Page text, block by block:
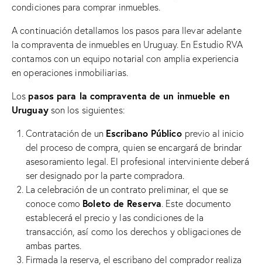
condiciones para comprar inmuebles.
A continuación detallamos los pasos para llevar adelante
la compraventa de inmuebles en Uruguay. En Estudio RVA
contamos con un equipo notarial con amplia experiencia
en operaciones inmobiliarias.
Los pasos para la compraventa de un inmueble en
Uruguayson los siguientes:
Contratación de un Escribano Público previo al inicio
del proceso de compra, quien se encargará de brindar
asesoramiento legal. El profesional interviniente deberá
ser designado por la parte compradora.
La celebración de un contrato preliminar, el que se
conoce como Boleto de Reserva. Este documento
establecerá el precio y las condiciones de la
transacción, así como los derechos y obligaciones de
ambas partes.
Firmada la reserva, el escribano del comprador realiza